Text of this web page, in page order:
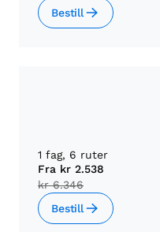
Bestill
1 fag, 6 ruter
Fra kr 2.538
kr 6.346
Bestill